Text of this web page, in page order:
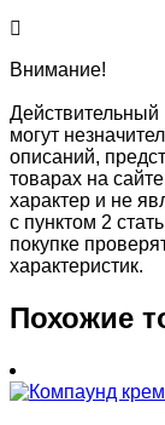
Внимание!
Действительный
могут
описаний,
товарах на
характер и не
с пунктом 2
покупке
характеристик.
Похожие